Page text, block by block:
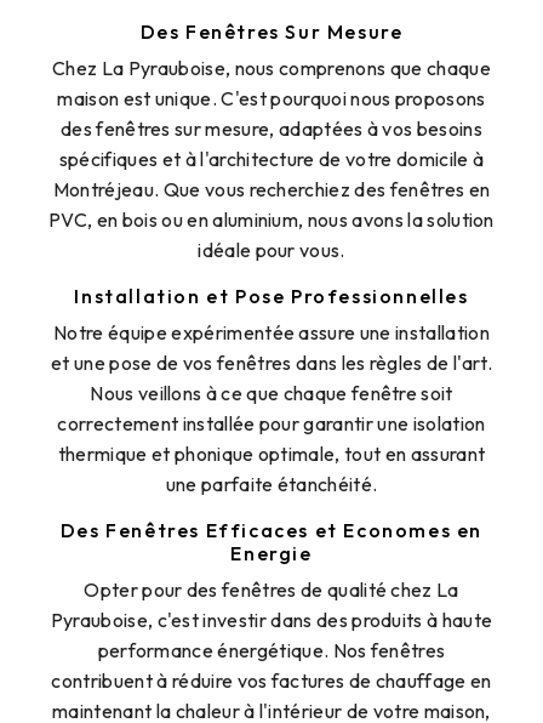
Des Fenêtres Sur Mesure
Chez La Pyrauboise, nous comprenons que chaque
maison est unique. C'est pourquoi nous proposons
des fenêtres sur mesure, adaptées à vos besoins
spécifiques et à l'architecture de votre domicile à
Montréjeau. Que vous recherchiez des fenêtres en
PVC, en bois ou en aluminium, nous avons la solution
idéale pour vous.
Installation et Pose Professionnelles
Notre équipe expérimentée assure une installation
et une pose de vos fenêtres dans les règles de l'art.
Nous veillons à ce que chaque fenêtre soit
correctement installée pour garantir une isolation
thermique et phonique optimale, tout en assurant
une parfaite étanchéité.
Des Fenêtres Efficaces et Economes en
Energie
Opter pour des fenêtres de qualité chez La
Pyrauboise, c'est investir dans des produits à haute
performance énergétique. Nos fenêtres
contribuent à réduire vos factures de chauffage en
maintenant la chaleur à l'intérieur de votre maison,